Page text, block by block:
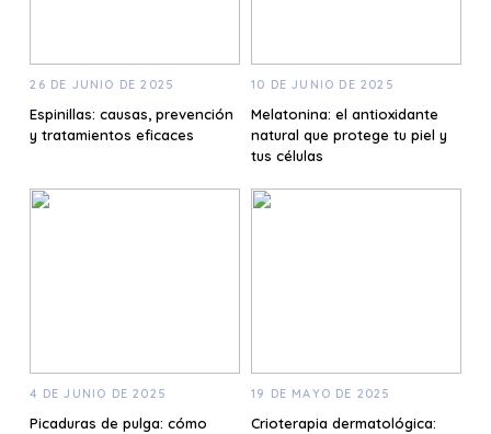
26 DE JUNIO DE 2025
Espinillas: causas, prevención
y tratamientos eficaces
10 DE JUNIO DE 2025
Melatonina: el antioxidante
natural que protege tu piel y
tus células
4 DE JUNIO DE 2025
Picaduras de pulga: cómo
19 DE MAYO DE 2025
Crioterapia dermatológica: